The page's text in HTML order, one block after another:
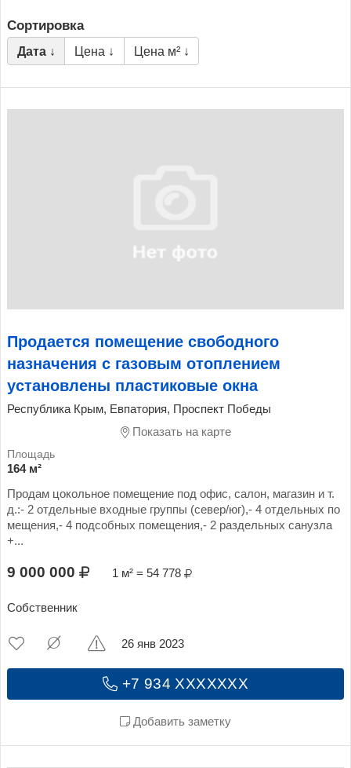
Сортировка
Дата ↓ Цена ↓ Цена м² ↓
Продается помещение свободного
назначения с газовым отоплением
установлены пластиковые окна
Республика Крым, Евпатория, Проспект Победы
Показать на карте
164 м²
Продам цокольное помещение под офис, салон, магазин и т.
д.:- 2 отдельные входные группы (север/юг),- 4 отдельных по
мещения,- 4 подсобных помещения,- 2 раздельных санузла
+...
9 000 000 1 м² = 54 778
Собственник
+7 934 XXXXXXX
Добавить заметку
26 янв 2023